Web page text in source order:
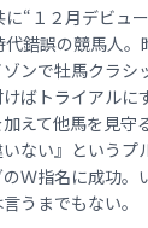
“１２月デビュ
代錯誤の競馬人。
ンで牡馬クラシ
ばトライアルに
えて他馬を見守
ない』というプ
Ｗ指名に成功。
うまでもない。